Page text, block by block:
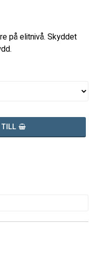
på elitnivå. Skyddet
TILL